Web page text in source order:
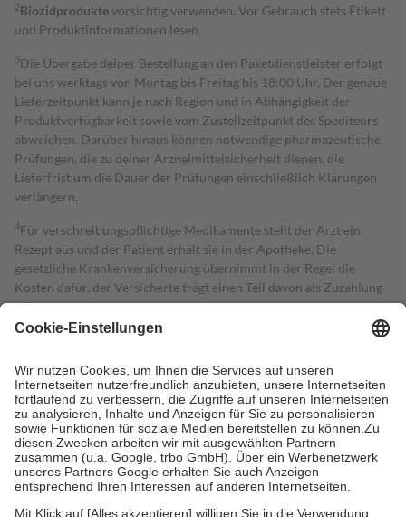
2Biozidproduktevorsichtig verwenden. Vor Gebrauch stets Etikett
und Produktinformationen lesen.
3Die Übergabe deiner Bestellung an den Paketdienstleister erfolgt
bei uns werktags von Montag bis Freitag bis 18:00 Uhr. Der genaue
Lieferzeitpunkt kann je nach Region und in Abhängigkeit der
Produktverfügbarkeit sowie vom Zustellzeitpunkt des Spediteurs
abweichen. Darüber hinaus können notwendige pharmazeutische
Prüfungen, die zu deiner Arzneimittelsicherheit dienen, die
Lieferfrist um die Dauer der Prüfungen einschließlich Klärungen
verlängern.
4Für verschreibungspflichtige Medikamente stellt der Arzt ein
Rezept aus und der Patient erhält sie in der Apotheke. Die
gesetzliche Krankenversicherung übernimmt in der Regel die
Kosten dafür, der Versicherte trägt einen Teil davon als Zuzahlung
mit.
Grundsätzlich leisten Mitglieder Zuzahlungen in Höhe von zehn
höchstens zehn Euro.
Es sind jedoch nie mehr als die tatsächlichen
Kosten der Leistung zu entrichten.
Diese Regeln gelten grundsätzlich auch für Online-Apotheken.
Bei Heilmitteln und häuslicher Krankenpflege beträgt die
Zuzahlung zehn Prozent der Kosten sowie zehn Euro je
Verordnung.
Um das Engagement der Versicherten für ihre eigene Gesundheit zu
stärken und die besondere Stellung der Familie zu unterstützen,